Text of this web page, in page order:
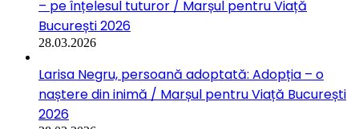
– pe înțelesul tuturor / Marșul pentru Viață
București 2026
28.03.2026
Larisa Negru, persoană adoptată: Adopția – o
naștere din inimă / Marșul pentru Viață București
2026